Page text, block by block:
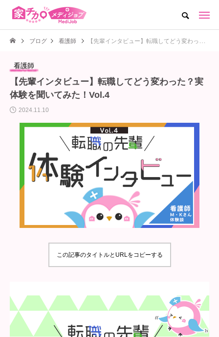
ブログ 看護師 【先輩インタビュー】転職してどう変わった？実体験を聞いてみた！Vol.4
看護師
【先輩インタビュー】転職してどう変わった？実
体験を聞いてみた！Vol.4
2024.11.10
この記事のタイトルとURLをコピーする